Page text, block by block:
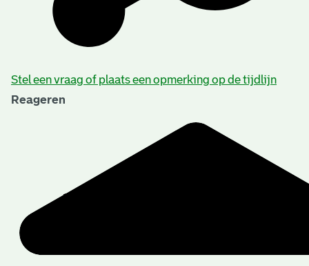
Stel een vraag of plaats een opmerking op de tijdlijn
Reageren